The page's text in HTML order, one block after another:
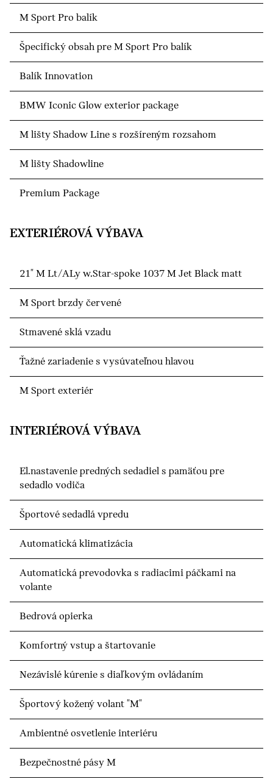
M Sport Pro balík
Špecifický obsah pre M Sport Pro balík
Balík Innovation
BMW Iconic Glow exterior package
M lišty Shadow Line s rozšíreným rozsahom
M lišty Shadowline
Premium Package
EXTERIÉROVÁ VÝBAVA
21" M Lt/ALy w.Star-spoke 1037 M Jet Black matt
M Sport brzdy červené
Stmavené sklá vzadu
Ťažné zariadenie s vysúvateľnou hlavou
M Sport exteriér
INTERIÉROVÁ VÝBAVA
El.nastavenie predných sedadiel s pamäťou pre
sedadlo vodiča
Športové sedadlá vpredu
Automatická klimatizácia
Automatická prevodovka s radiacimi páčkami na
volante
Bedrová opierka
Komfortný vstup a štartovanie
Nezávislé kúrenie s diaľkovým ovládaním
Športový kožený volant "M"
Ambientné osvetlenie interiéru
Bezpečnostné pásy M